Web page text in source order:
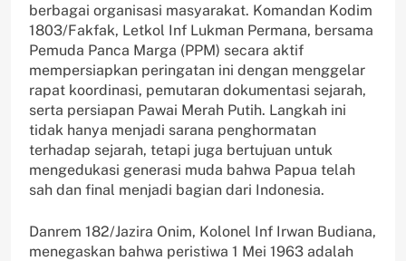
berbagai organisasi masyarakat. Komandan Kodim
1803/Fakfak, Letkol Inf Lukman Permana, bersama
Pemuda Panca Marga (PPM) secara aktif
mempersiapkan peringatan ini dengan menggelar
rapat koordinasi, pemutaran dokumentasi sejarah,
serta persiapan Pawai Merah Putih. Langkah ini
tidak hanya menjadi sarana penghormatan
terhadap sejarah, tetapi juga bertujuan untuk
mengedukasi generasi muda bahwa Papua telah
sah dan final menjadi bagian dari Indonesia.
Danrem 182/Jazira Onim, Kolonel Inf Irwan Budiana,
menegaskan bahwa peristiwa 1 Mei 1963 adalah